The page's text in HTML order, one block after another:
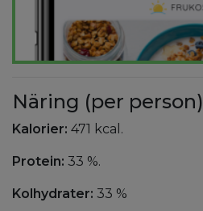
Näring (per person)
Kalorier: 471 kcal.
Protein: 33 %.
Kolhydrater: 33 %